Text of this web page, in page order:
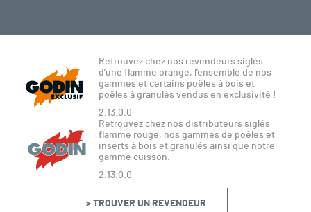
Retrouvez chez nos revendeurs siglés
d’une flamme orange, l’ensemble de nos
gammes et certains poêles à bois et
poêles à granulés vendus en exclusivité !
2.13.0.0
Retrouvez chez nos distributeurs siglés
flamme rouge, nos gammes de poêles et
inserts à bois et granulés ainsi que notre
gamme cuisson.
2.13.0.0
> TROUVER UN REVENDEUR